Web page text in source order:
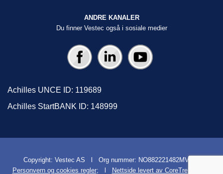
ANDRE KANALER
Du finner Vestec også i sosiale medier
Achilles UNCE ID: 119689
Achilles StartBANK ID: 148999
Copyright: Vestec AS l Org nummer: NO882221482MVA l
Personvern og cookies regler; l Nettside levert av CoreTrek AS